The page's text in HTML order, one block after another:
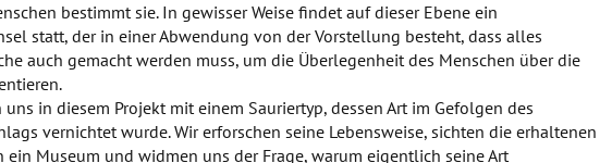
bestimmt sie. In gewisser Weise findet auf dieser Ebene ein
statt, der in einer Abwendung von der Vorstellung besteht, dass alles
auch gemacht werden muss, um die Überlegenheit des Menschen über die
in diesem Projekt mit einem Sauriertyp, dessen Art im Gefolgen des
vernichtet wurde. Wir erforschen seine Lebensweise, sichten die erhaltenen
ein Museum und widmen uns der Frage, warum eigentlich seine Art